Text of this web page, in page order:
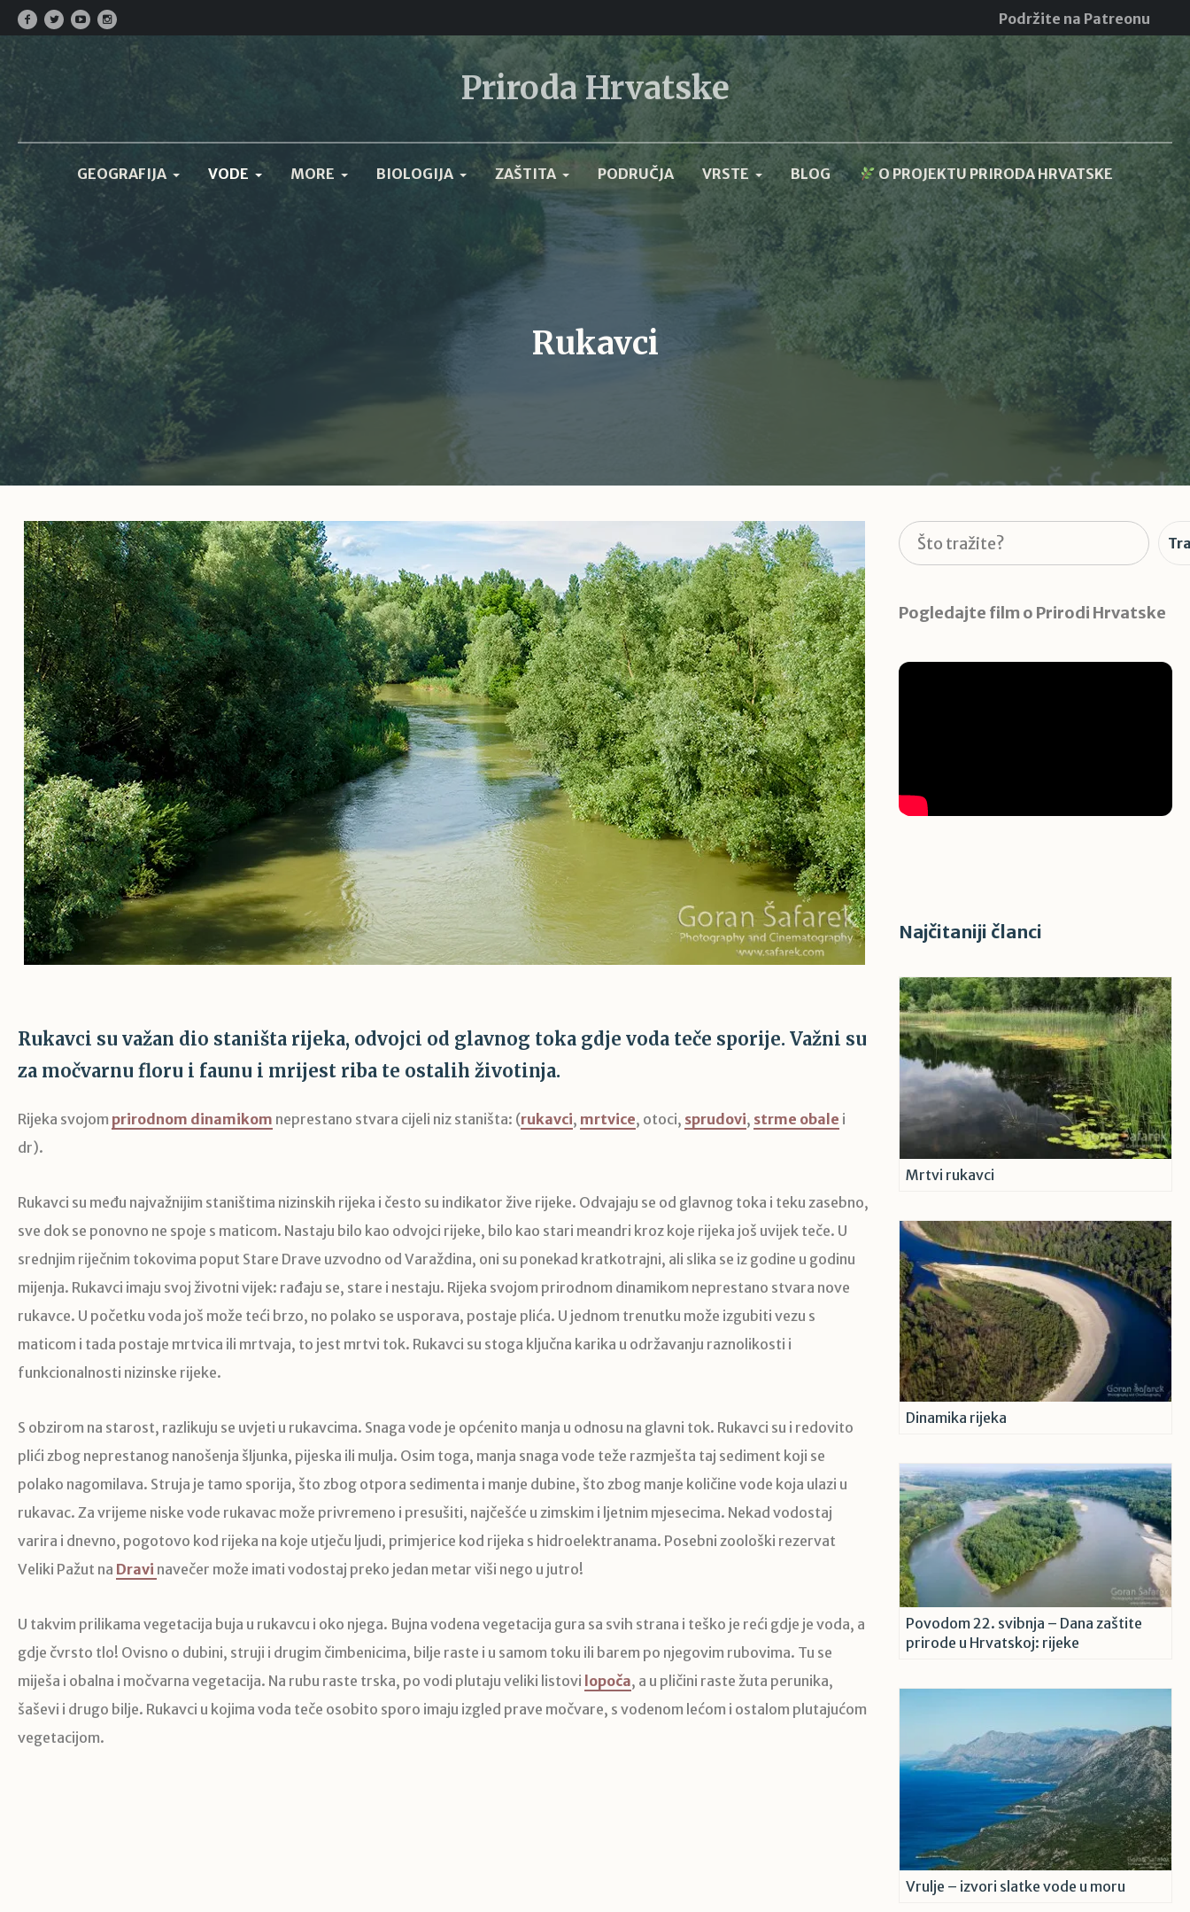
Podržite na Patreonu
Priroda Hrvatske
GEOGRAFIJA VODE MORE BIOLOGIJA ZAŠTITA PODRUČJA VRSTE BLOG O PROJEKTU PRIRODA HRVATSKE
Rukavci
Rukavci su važan dio staništa rijeka, odvojci od glavnog toka gdje voda teče sporije. Važni su
za močvarnu floru i faunu i mrijest riba te ostalih životinja.
Rijeka svojom prirodnom dinamikom neprestano stvara cijeli niz staništa: (rukavci, mrtvice, otoci, sprudovi, strme obale i
dr).
Rukavci su među najvažnijim staništima nizinskih rijeka i često su indikator žive rijeke. Odvajaju se od glavnog toka i teku zasebno,
sve dok se ponovno ne spoje s maticom. Nastaju bilo kao odvojci rijeke, bilo kao stari meandri kroz koje rijeka još uvijek teče. U
srednjim riječnim tokovima poput Stare Drave uzvodno od Varaždina, oni su ponekad kratkotrajni, ali slika se iz godine u godinu
mijenja. Rukavci imaju svoj životni vijek: rađaju se, stare i nestaju. Rijeka svojom prirodnom dinamikom neprestano stvara nove
rukavce. U početku voda još može teći brzo, no polako se usporava, postaje plića. U jednom trenutku može izgubiti vezu s
maticom i tada postaje mrtvica ili mrtvaja, to jest mrtvi tok. Rukavci su stoga ključna karika u održavanju raznolikosti i
funkcionalnosti nizinske rijeke.
S obzirom na starost, razlikuju se uvjeti u rukavcima. Snaga vode je općenito manja u odnosu na glavni tok. Rukavci su i redovito
plići zbog neprestanog nanošenja šljunka, pijeska ili mulja. Osim toga, manja snaga vode teže razmješta taj sediment koji se
polako nagomilava. Struja je tamo sporija, što zbog otpora sedimenta i manje dubine, što zbog manje količine vode koja ulazi u
rukavac. Za vrijeme niske vode rukavac može privremeno i presušiti, najčešće u zimskim i ljetnim mjesecima. Nekad vodostaj
varira i dnevno, pogotovo kod rijeka na koje utječu ljudi, primjerice kod rijeka s hidroelektranama. Posebni zoološki rezervat
Veliki Pažut na Dravi navečer može imati vodostaj preko jedan metar viši nego u jutro!
U takvim prilikama vegetacija buja u rukavcu i oko njega. Bujna vodena vegetacija gura sa svih strana i teško je reći gdje je voda, a
gdje čvrsto tlo! Ovisno o dubini, struji i drugim čimbenicima, bilje raste i u samom toku ili barem po njegovim rubovima. Tu se
miješa i obalna i močvarna vegetacija. Na rubu raste trska, po vodi plutaju veliki listovi lopoča, a u pličini raste žuta perunika,
šaševi i drugo bilje. Rukavci u kojima voda teče osobito sporo imaju izgled prave močvare, s vodenom lećom i ostalom plutajućom
vegetacijom.
Pretraga
Pogledajte film o Prirodi Hrvatske
Najčitaniji članci
Mrtvi rukavci
Dinamika rijeka
Povodom 22. svibnja – Dana zaštite
prirode u Hrvatskoj: rijeke
Vrulje – izvori slatke vode u moru